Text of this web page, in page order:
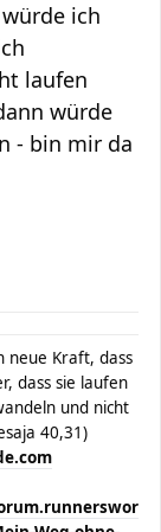
ich
laufen
würde
- bin mir da
neue Kraft, dass
dass sie laufen
und nicht
40,31)